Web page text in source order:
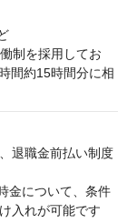
制を採用してお
間約15時間分に相
退職金前払い制度
金について、条件
入れが可能です